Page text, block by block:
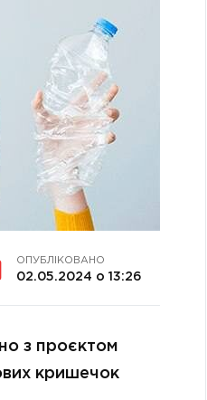
ОПУБЛІКОВАНО
02.05.2024 о 13:26
з проєктом
кришечок